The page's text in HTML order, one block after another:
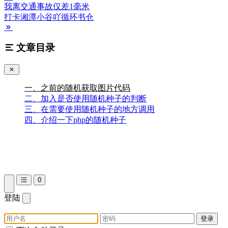
我离交通事故仅差1毫米
打卡湘潭小谷吖循环书仓
文章目录
一、之前的随机获取图片代码
二、加入是否使用随机种子的判断
三、在需要使用随机种子的地方调用
四、介绍一下php的随机种子
0
登陆
登录